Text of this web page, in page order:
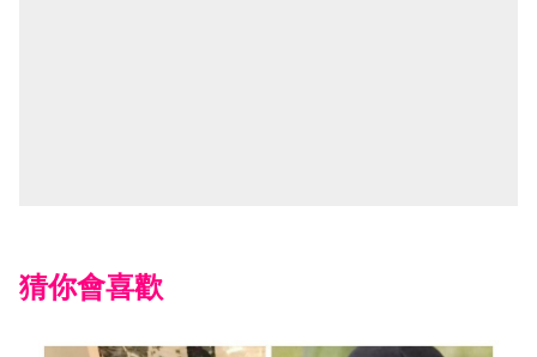
猜你會喜歡